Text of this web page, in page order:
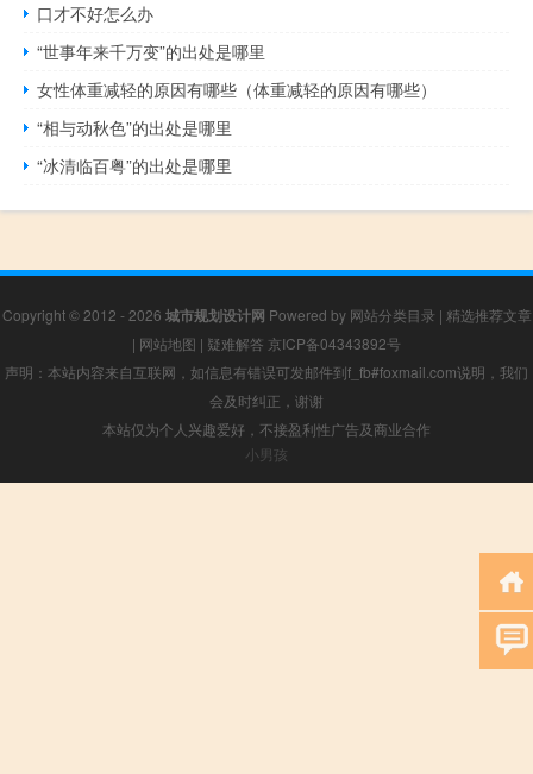
口才不好怎么办
“世事年来千万变”的出处是哪里
女性体重减轻的原因有哪些（体重减轻的原因有哪些）
“相与动秋色”的出处是哪里
“冰清临百粤”的出处是哪里
Copyright © 2012 - 2026 城市规划设计网 Powered by 网站分类目录 | 精选推荐文章
| 网站地图 | 疑难解答 京ICP备04343892号
声明：本站内容来自互联网，如信息有错误可发邮件到f_fb#foxmail.com说明，我们
会及时纠正，谢谢
本站仅为个人兴趣爱好，不接盈利性广告及商业合作
小男孩